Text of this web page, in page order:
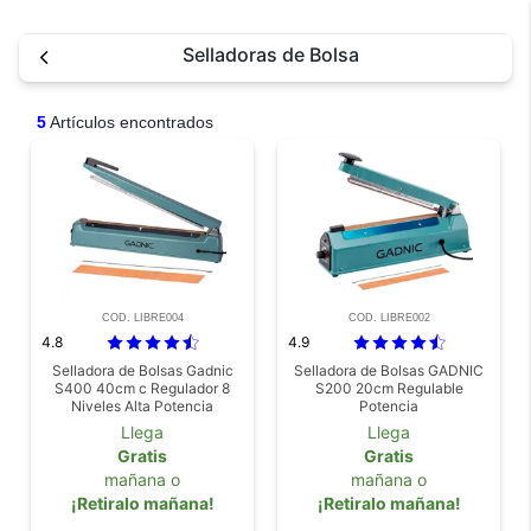
Selladoras de Bolsa
5Artículos encontrados
COD. LIBRE004
4.8
Selladora de Bolsas Gadnic
S400 40cm c Regulador 8
Niveles Alta Potencia
Llega
Gratis
mañana o
¡Retiralo mañana!
COD. LIBRE002
4.9
Selladora de Bolsas GADNIC
S200 20cm Regulable
Potencia
Llega
Gratis
mañana o
¡Retiralo mañana!